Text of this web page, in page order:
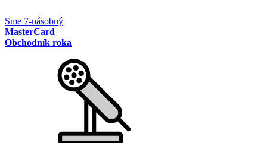
Sme 7-násobný
MasterCard
Obchodník roka